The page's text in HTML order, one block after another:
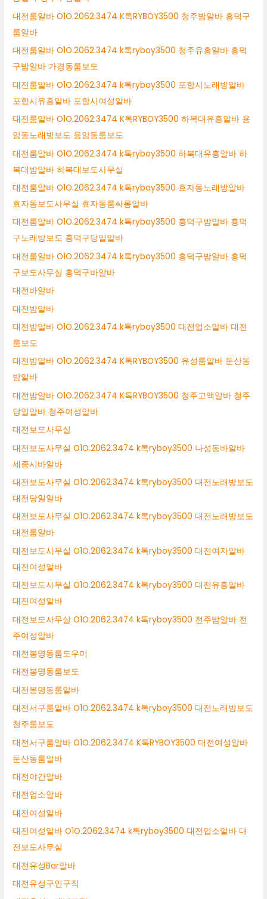
대전룸알바 O1O.2062.3474 K톡RYBOY3500 청주밤알바 흥덕구
룸알바
대전룸알바 O1O.2062.3474 k톡ryboy3500 청주유흥알바 흥덕
구밤알바 가경동룸보도
대전룸알바 O1O.2062.3474 k톡ryboy3500 포항시노래방알바
포항시유흥알바 포항시여성알바
대전룸알바 O1O.2062.3474 K톡RYBOY3500 하복대유흥알바 용
암동노래방보도 용암동룸보도
대전룸알바 O1O.2062.3474 k톡ryboy3500 하복대유흥알바 하
복대밤알바 하복대보도사무실
대전룸알바 O1O.2062.3474 k톡ryboy3500 효자동노래방알바
효자동보도사무실 효자동룸싸롱알바
대전룸알바 O1O.2062.3474 k톡ryboy3500 흥덕구밤알바 흥덕
구노래방보도 흥덕구당일알바
대전룸알바 O1O.2062.3474 k톡ryboy3500 흥덕구밤알바 흥덕
구보도사무실 흥덕구바알바
대전바알바
대전밤알바
대전밤알바 O1O.2062.3474 k톡ryboy3500 대전업소알바 대전
룸보도
대전밤알바 O1O.2062.3474 K톡RYBOY3500 유성룸알바 둔산동
밤알바
대전밤알바 O1O.2062.3474 K톡RYBOY3500 청주고액알바 청주
당일알바 청주여성알바
대전보도사무실
대전보도사무실 O1O.2062.3474 k톡ryboy3500 나성동바알바
세종시바알바
대전보도사무실 O1O.2062.3474 k톡ryboy3500 대전노래방보도
대전당일알바
대전보도사무실 O1O.2062.3474 k톡ryboy3500 대전노래방보도
대전룸알바
대전보도사무실 O1O.2062.3474 k톡ryboy3500 대전여자알바
대전여성알바
대전보도사무실 O1O.2062.3474 k톡ryboy3500 대전유흥알바
대전여성알바
대전보도사무실 O1O.2062.3474 k톡ryboy3500 전주밤알바 전
주여성알바
대전봉명동룸도우미
대전봉명동룸보도
대전봉명동룸알바
대전서구룸알바 O1O.2062.3474 k톡ryboy3500 대전노래방보도
청주룸보도
대전서구룸알바 O1O.2062.3474 K톡RYBOY3500 대전여성알바
둔산동룸알바
대전야간알바
대전업소알바
대전여성알바
대전여성알바 O1O.2062.3474 k톡ryboy3500 대전업소알바 대
전보도사무실
대전유성Bar알바
대전유성구인구직